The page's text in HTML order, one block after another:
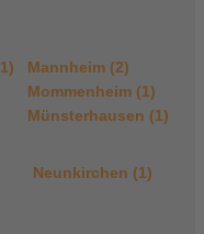
Mannheim (2)
Mommenheim (1)
Münsterhausen (1)
Neunkirchen (1)